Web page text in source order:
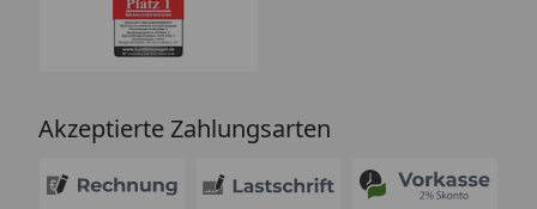
Akzeptierte Zahlungsarten